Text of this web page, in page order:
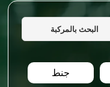
البحث بالمركبة
جنط